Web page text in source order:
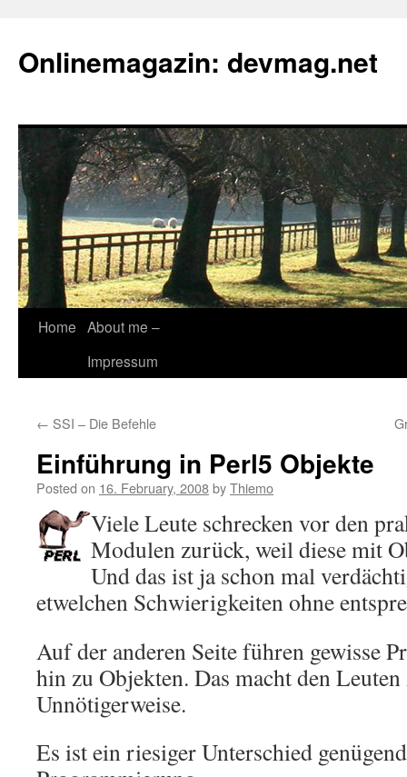
Onlinemagazin: devmag.net
Skip
Home About me –
Impressum
← SSI – Die Befehle
Einführung in Perl5 Objekte
Posted on 16. February, 2008byThiemo
Viele Leute schrecken vor den
Modulen zurück, weil diese mit
Und das ist ja schon mal
etwelchen Schwierigkeiten ohne
Auf der anderen Seite führen gewisse
hin zu Objekten. Das macht den
Unnötigerweise.
Es ist ein riesiger Unterschied